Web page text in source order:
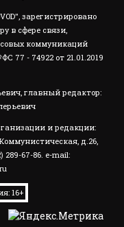
зарегистрировано
в сфере связи,
коммуникаций
77 - 74922 от 21.01.2019
главный редактор:
и редакции:
д.26,
289-67-86. e-mail:
16+